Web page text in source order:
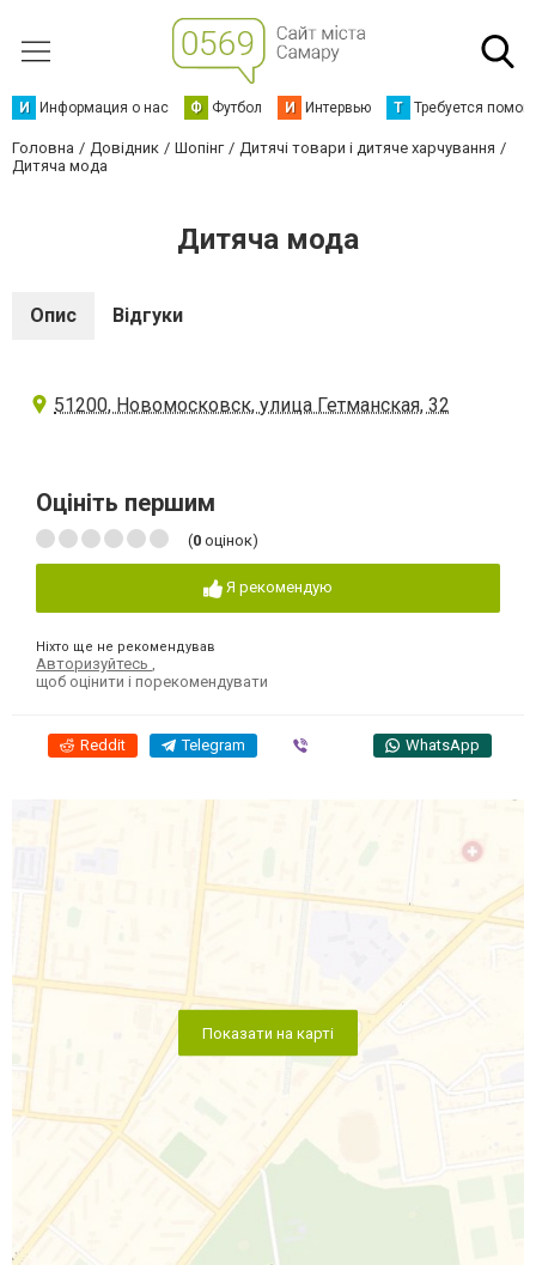
И Информация о нас Ф Футбол И Интервью Т Требуется
Головна Довідник Шопінг
Дитячі товари і дитяче харчування
Дитяча мода
Дитяча мода
Опис Відгуки
51200, Новомосковск, улица Гетманская, 32
Оцініть першим
(0 оцінок)
Я рекомендую
Ніхто ще не рекомендував
Авторизуйтесь
щоб оцінити і порекомендувати
Reddit Telegram WhatsApp
Показати на карті